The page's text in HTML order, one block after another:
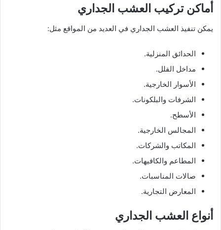
أماكن تركيب العشب الجداري
يمكن تنفيذ العشب الجداري في العديد من المواقع مثل:
الحدائق المنزلية.
مداخل الفلل.
الأسوار الخارجية.
الشرفات والبلكونات.
الأسطح.
المجالس الخارجية.
المكاتب والشركات.
المطاعم والكافيهات.
صالات المناسبات.
المعارض التجارية.
أنواع العشب الجداري